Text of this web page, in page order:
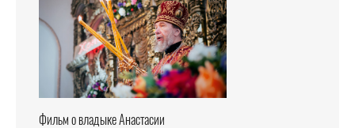
Фильм о владыке Анастасии